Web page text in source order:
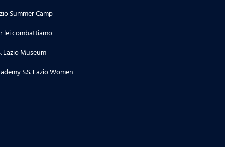
Summer Camp
lei combattiamo
Lazio Museum
S.S. Lazio Women